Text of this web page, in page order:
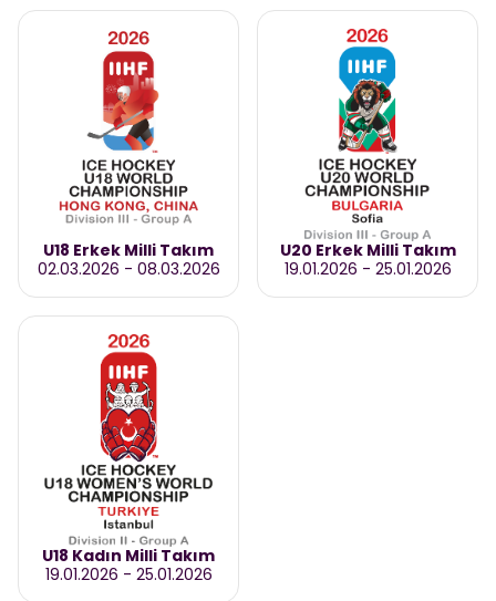
U18 Erkek Milli Takım
02.03.2026 - 08.03.2026
U20 Erkek Milli Takım
19.01.2026 - 25.01.2026
U18 Kadın Milli Takım
19.01.2026 - 25.01.2026